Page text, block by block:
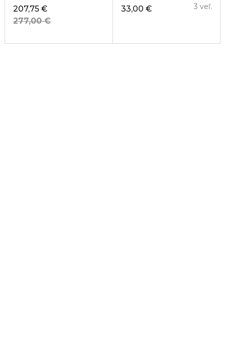
207,75 €
277,00 €
33,00 € 3 veľ.